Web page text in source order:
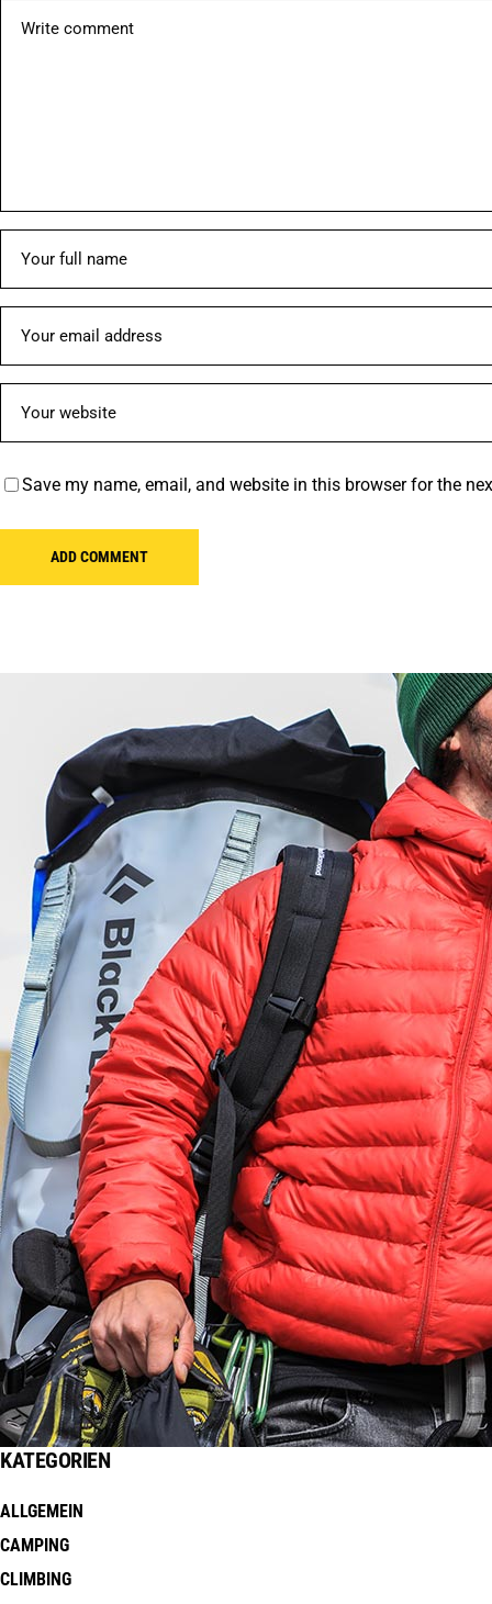
Save my name, email, and website in this browser for the
ADD COMMENT
KATEGORIEN
ALLGEMEIN
CAMPING
CLIMBING